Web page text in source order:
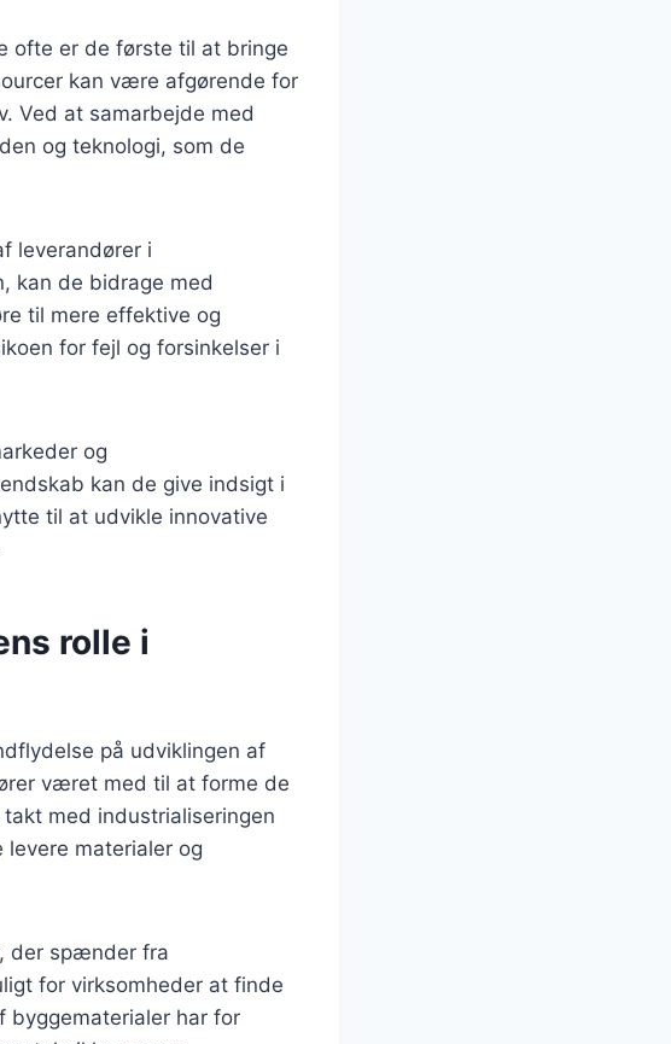
ofte er de første til at bringe
kan være afgørende for
Ved at samarbejde med
og teknologi, som de
leverandører i
kan de bidrage med
til mere effektive og
for fejl og forsinkelser i
og
kan de give indsigt i
til at udvikle innovative
rolle i
på udviklingen af
været med til at forme de
med industrialiseringen
materialer og
der spænder fra
for virksomheder at finde
byggematerialer har for